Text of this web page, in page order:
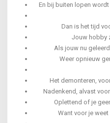
En bij buiten lopen
Dan is het tijd
Jouw hobby
Als jouw nu
Weer opnieuw
Het demonteren,
Nadenkend, alvast
Oplettend of je
Want voor je